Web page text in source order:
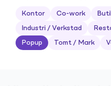
Kontor Co-work
Industri / Verkstad
Popup Tomt / Mark